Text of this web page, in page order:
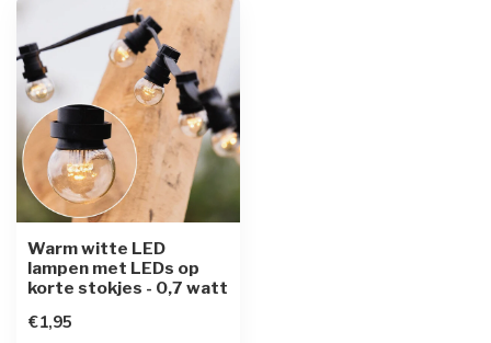
Warm witte LED
lampen met LEDs op
korte stokjes - 0,7 watt
€1,95